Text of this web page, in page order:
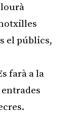
el públics,
farà a la